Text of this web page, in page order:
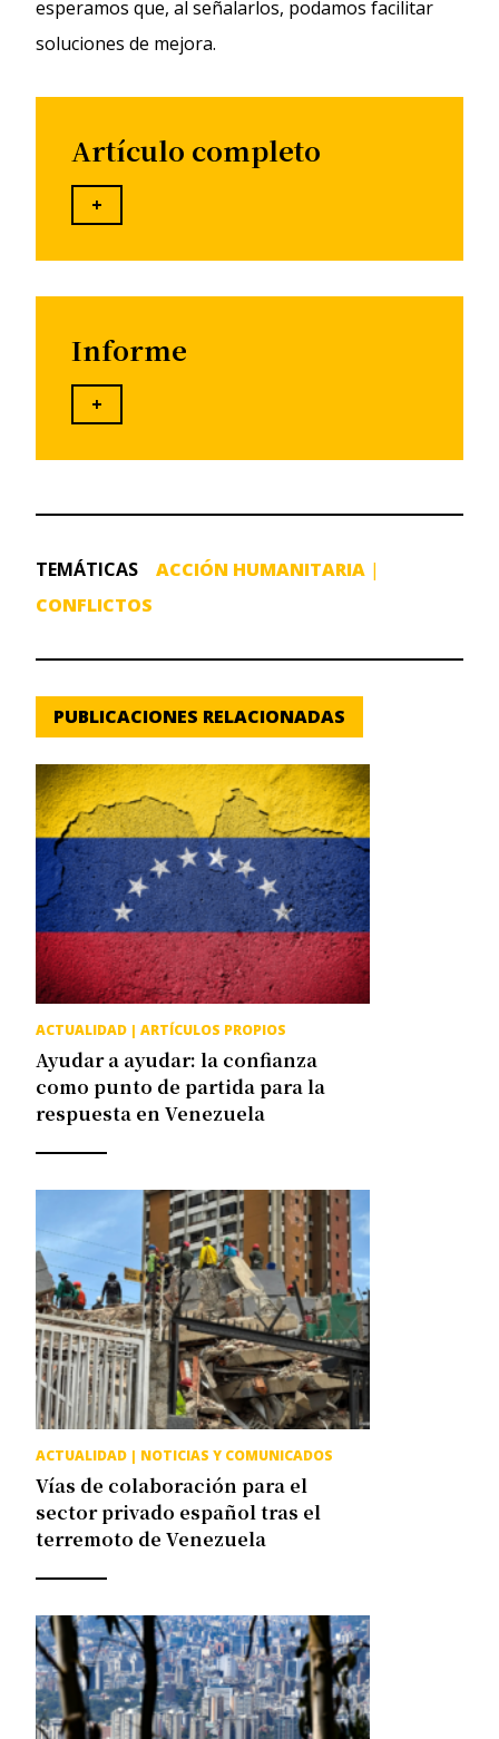
esperamos que, al señalarlos, podamos facilitar
soluciones de mejora.
Artículo completo
+
Informe
+
TEMÁTICAS ACCIÓN HUMANITARIA |
CONFLICTOS
PUBLICACIONES RELACIONADAS
ACTUALIDAD | ARTÍCULOS PROPIOS
Ayudar a ayudar: la confianza
como punto de partida para la
respuesta en Venezuela
ACTUALIDAD | NOTICIAS Y COMUNICADOS
Vías de colaboración para el
sector privado español tras el
terremoto de Venezuela